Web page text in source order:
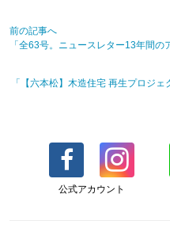
前の記事へ
「全63号。ニュースレター13年間の
「【六本松】木造住宅 再生プロジ
公式アカウント